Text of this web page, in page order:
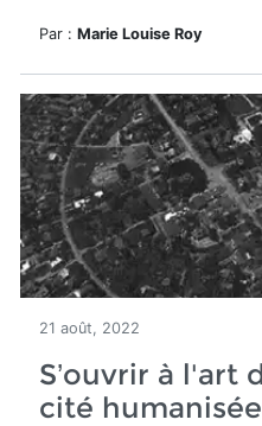
Par : Marie Louise Roy
21 août, 2022
S’ouvrir à l'art
cité humanisée